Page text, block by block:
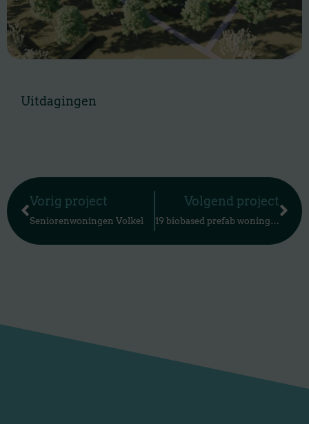
Uitdagingen
Vorige
Vorig project
Seniorenwoningen Volkel
Volgend project
19 biobased prefab woningen in Zeeland